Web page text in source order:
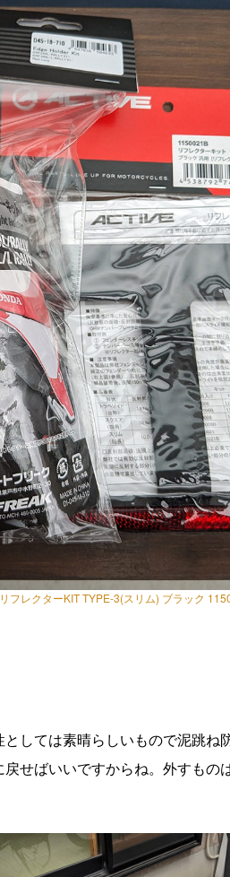
フレクターKIT TYPE-3(スリム) ブラック
しては素晴らしいもので泥跳ね
せばいいですからね。外すもの